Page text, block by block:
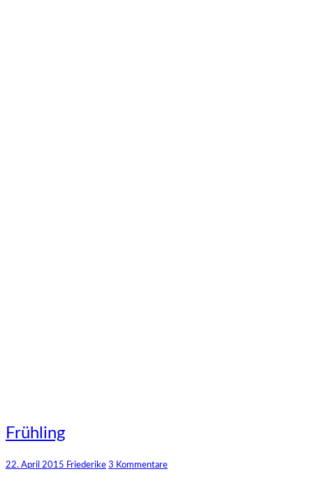
Frühling
Frühling
22. April 2015 Friederike Kommentare
3 Kommentare